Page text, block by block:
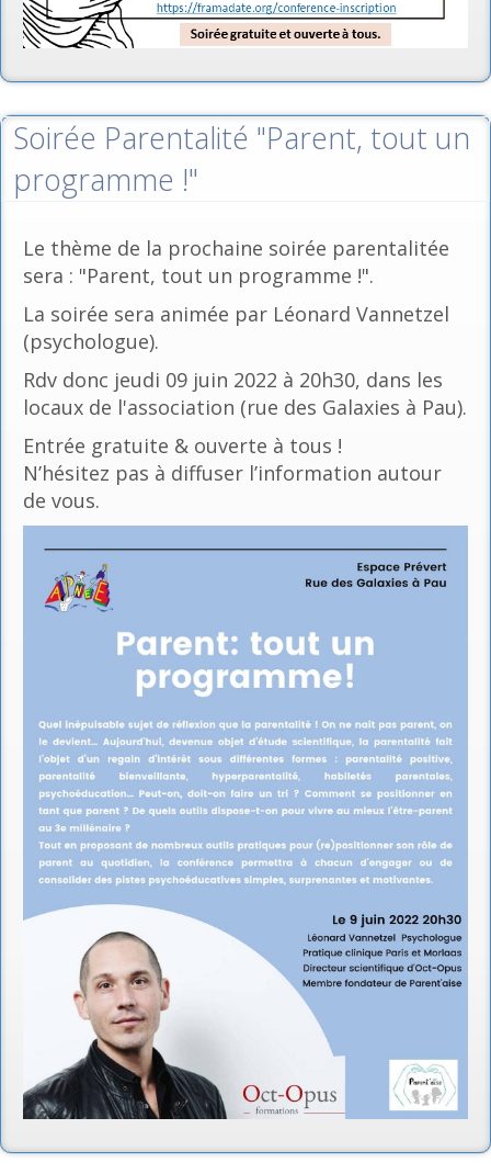
Soirée Parentalité "Parent, tout un
programme !"
Le thème de la prochaine soirée parentalitée
sera : "Parent, tout un programme !".
La soirée sera animée par Léonard Vannetzel
(psychologue).
Rdv donc jeudi 09 juin 2022 à 20h30, dans les
locaux de l'association (rue des Galaxies à Pau).
Entrée gratuite & ouverte à tous !
N’hésitez pas à diffuser l’information autour
de vous.